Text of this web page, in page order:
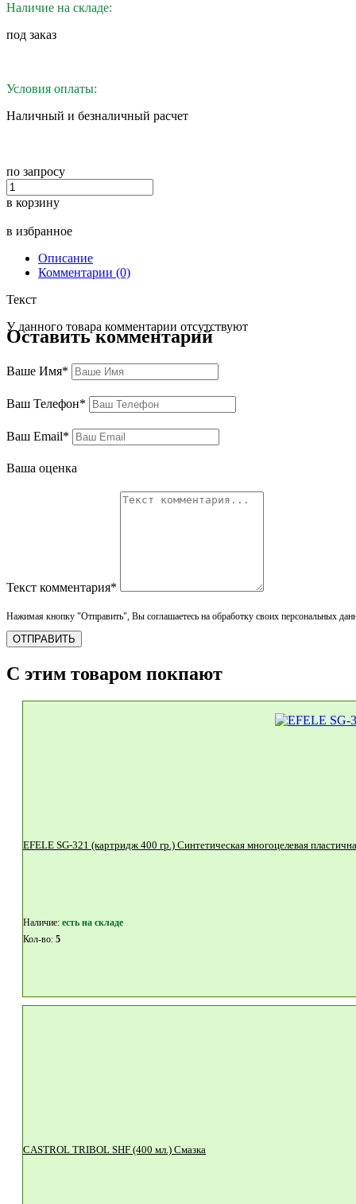
Наличие на складе:
под заказ
Условия оплаты:
Наличный и безналичный расчет
по запросу
в корзину
в избранное
Описание
Комментарии (0)
Текст
У данного товара комментарии отсутствуют
Оставить комментарий
Ваше Имя*
Ваш Телефон*
Ваш Email*
Ваша оценка
Текст комментария*
Нажимая кнопку "Отправить", Вы соглашаетесь на обработку своих персональных
ОТПРАВИТЬ
С этим товаром покпают
Наличие: eсть на складе
Кол-во: 5
CASTROL TRIBOL SHF (400 мл.) Смазка